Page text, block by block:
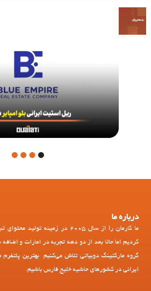
1
درباره ما
ما کارمان را از سال 2005 در زمینه
کردیم اما حالا بعد از دو دهه تجربه در امارات و
گروه مارکتینگ دوبیاتی تلاش می‌کنیم بهترین
ایرانی در کشورهای حاشیه خلیج فارس باشیم.